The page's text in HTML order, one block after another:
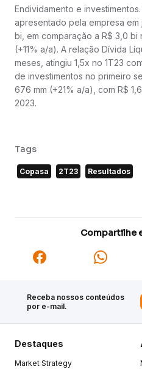
Endividamento e
apresentado pela empresa
bi, em comparação a R$ 3,0
(+11% a/a). A relação Dívida
meses, atingiu 1,5x no 1T23
de investimentos no primeiro
676 mm (+21% a/a), com R$
2023.
Tags
Copasa 2T23 Resultados
Compartilhe
Receba nossos conteúdos
por e-mail.
Destaques
Market Strategy